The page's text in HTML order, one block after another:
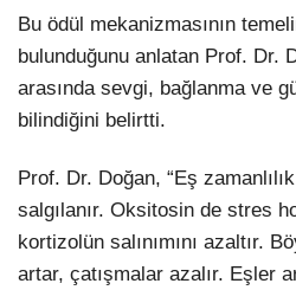
Bu ödül mekanizmasının
bulunduğunu anlatan Prof. Dr.
arasında sevgi, bağlanma ve
bilindiğini belirtti.
Prof. Dr. Doğan, “Eş
salgılanır. Oksitosin de stres
kortizolün salınımını azaltır.
artar, çatışmalar azalır. Eşler